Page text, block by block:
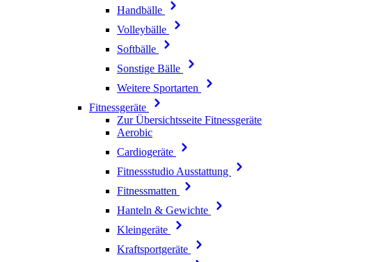
Handbälle
Volleybälle
Softbälle
Sonstige Bälle
Weitere Sportarten
Fitnessgeräte
Zur Übersichtsseite Fitnessgeräte
Aerobic
Cardiogeräte
Fitnessstudio Ausstattung
Fitnessmatten
Hanteln & Gewichte
Kleingeräte
Kraftsportgeräte